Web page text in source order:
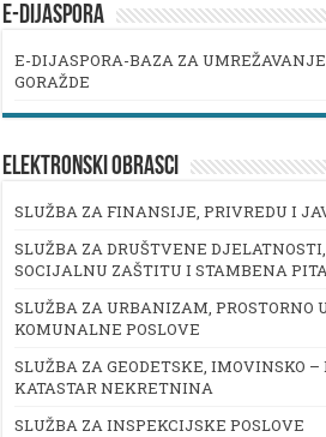
E-DIJASPORA
E-DIJASPORA-BAZA ZA
GORAŽDE
ELEKTRONSKI OBRASCI
SLUŽBA ZA FINANSIJE, PRIVREDU I
SLUŽBA ZA DRUŠTVENE
SOCIJALNU ZAŠTITU I STAMBENA
SLUŽBA ZA URBANIZAM, PROSTORNO
KOMUNALNE POSLOVE
SLUŽBA ZA GEODETSKE, IMOVINSKO –
KATASTAR NEKRETNINA
SLUŽBA ZA INSPEKCIJSKE POSLOVE